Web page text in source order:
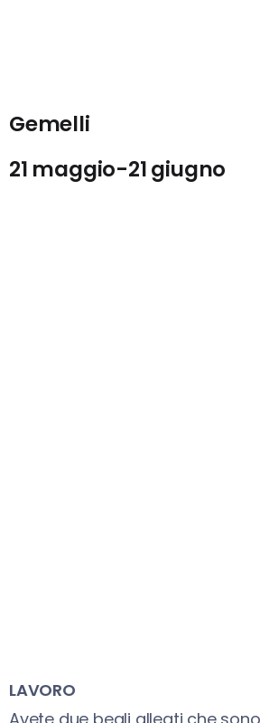
Gemelli
21 maggio-21 giugno
LAVORO